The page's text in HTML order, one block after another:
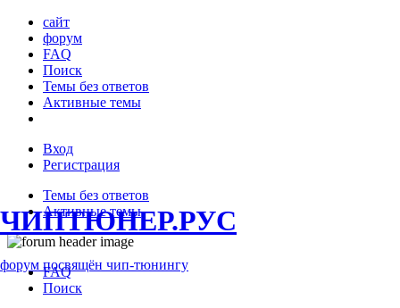
сайт
форум
FAQ
Поиск
Темы без ответов
Активные темы
Вход
Регистрация
Темы без ответов
Активные темы
ЧИПТЮНЕР.РУС
форум посвящён чип-тюнингу
FAQ
Поиск